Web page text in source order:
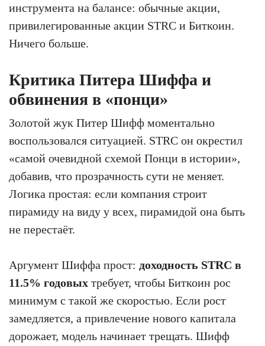
инструмента на балансе: обычные акции,
привилегированные акции STRC и Биткоин.
Ничего больше.
Критика Питера Шиффа и
обвинения в «понци»
Золотой жук Питер Шифф моментально
воспользовался ситуацией. STRC он окрестил
«самой очевидной схемой Понци в истории»,
добавив, что прозрачность сути не меняет.
Логика простая: если компания строит
пирамиду на виду у всех, пирамидой она быть
не перестаёт.
Аргумент Шиффа прост: доходность STRC в
11.5% годовых требует, чтобы Биткоин рос
минимум с такой же скоростью. Если рост
замедляется, а привлечение нового капитала
дорожает, модель начинает трещать. Шифф